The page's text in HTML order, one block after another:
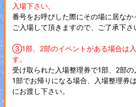
入場下さい。
番号をお呼びした際にその場に居な
ご入場して頂きますので、ご了承下さ
③1部、2部のイベントがある場合は
す。
受け取られた入場整理券で1部、2部の
1部でお帰りになる場合、入場整理券
にお渡し下さい。